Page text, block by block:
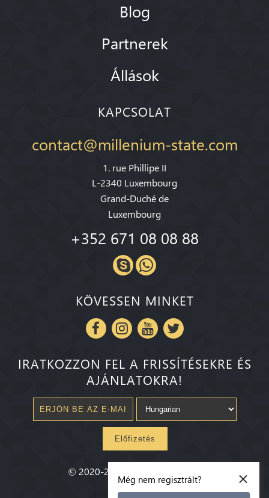
Blog
Partnerek
Állások
KAPCSOLAT
contact@millenium-state.com
1. rue Phillipe II
L-2340 Luxembourg
Grand-Duché de
Luxembourg
+352 671 08 08 88
KÖVESSEN MINKET
IRATKOZZON FEL A FRISSÍTÉSEKRE ÉS
AJÁNLATOKRA!
Előfizetés
© 2020-2026 ×
Még nem regisztrált?